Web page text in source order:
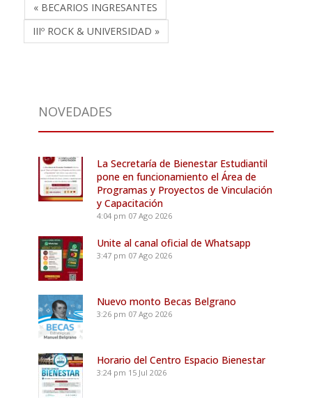
« BECARIOS INGRESANTES
IIIº ROCK & UNIVERSIDAD »
NOVEDADES
La Secretaría de Bienestar Estudiantil
pone en funcionamiento el Área de
Programas y Proyectos de Vinculación
y Capacitación
4:04 pm 07 Ago 2026
Unite al canal oficial de Whatsapp
3:47 pm 07 Ago 2026
Nuevo monto Becas Belgrano
3:26 pm 07 Ago 2026
Horario del Centro Espacio Bienestar
3:24 pm 15 Jul 2026